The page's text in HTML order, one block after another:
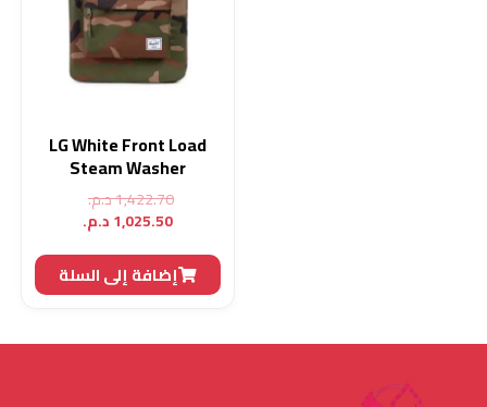
LG White Front Load
Steam Washer
1,422.70د.م.
1,422.70 د.م..
1,025.50د.م.
هو:
1,025.50 د.م..إضافة إلى السلة